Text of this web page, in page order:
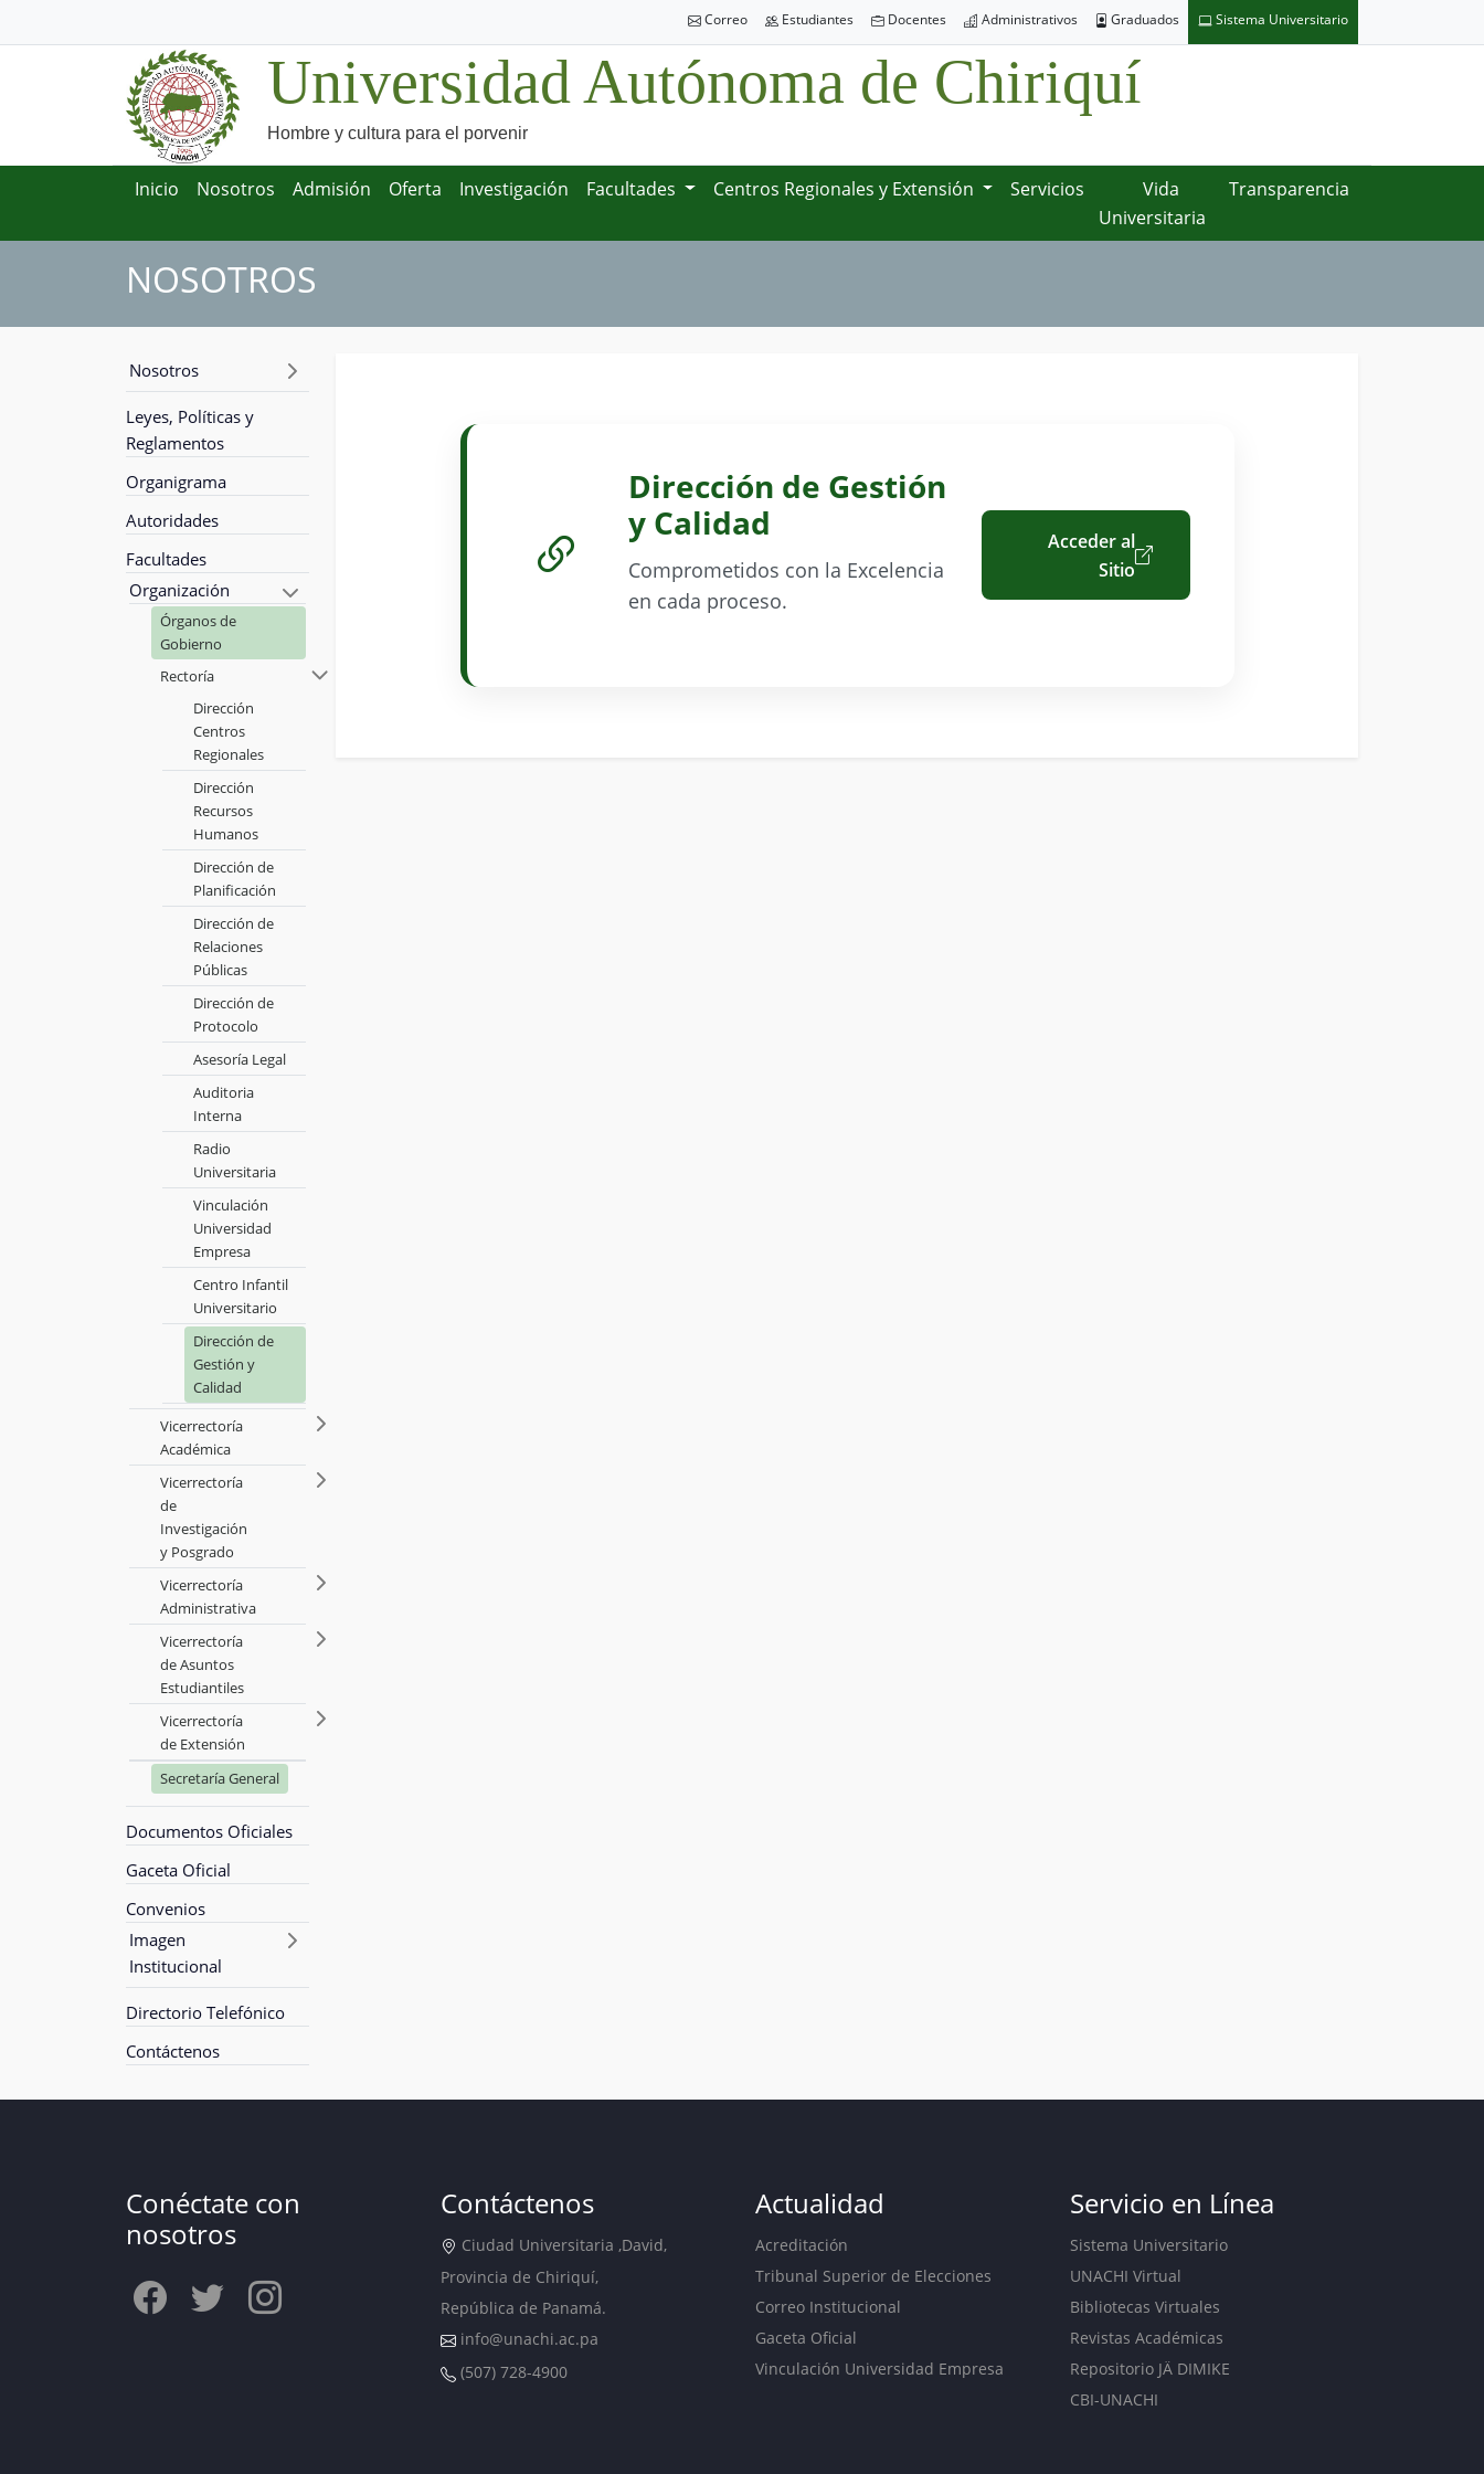
Correo Estudiantes Docentes Administrativos Graduados Sistema Universitario
Universidad Autónoma de Chiriquí
Hombre y cultura para el porvenir
Inicio Nosotros Admisión Oferta Investigación Facultades Centros Regionales y Extensión Servicios
Vida
Universitaria
Transparencia
NOSOTROS
Nosotros
Leyes, Políticas y
Reglamentos
Organigrama
Autoridades
Facultades
Organización
Órganos de
Gobierno
Rectoría
Dirección
Centros
Regionales
Dirección
Recursos
Humanos
Dirección de
Planificación
Dirección de
Relaciones
Públicas
Dirección de
Protocolo
Asesoría Legal
Auditoria
Interna
Radio
Universitaria
Vinculación
Universidad
Empresa
Centro Infantil
Universitario
Dirección de
Gestión y
Calidad
Vicerrectoría
Académica
Vicerrectoría
de
Investigación
y Posgrado
Vicerrectoría
Administrativa
Vicerrectoría
de Asuntos
Estudiantiles
Vicerrectoría
de Extensión
Secretaría General
Documentos Oficiales
Gaceta Oficial
Convenios
Imagen
Institucional
Directorio Telefónico
Contáctenos
Dirección de Gestión
y Calidad
Comprometidos con la Excelencia
en cada proceso.
Acceder al
Sitio
Conéctate con
nosotros
Contáctenos
Ciudad Universitaria ,David,
Provincia de Chiriquí,
República de Panamá.
info@unachi.ac.pa
(507) 728-4900
Actualidad
Acreditación
Tribunal Superior de Elecciones
Correo Institucional
Gaceta Oficial
Vinculación Universidad Empresa
Servicio en Línea
Sistema Universitario
UNACHI Virtual
Bibliotecas Virtuales
Revistas Académicas
Repositorio JÄ DIMIKE
CBI-UNACHI